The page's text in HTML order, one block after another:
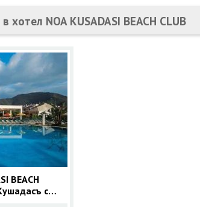
хотел NOA KUSADASI BEACH CLUB
BEACH
с